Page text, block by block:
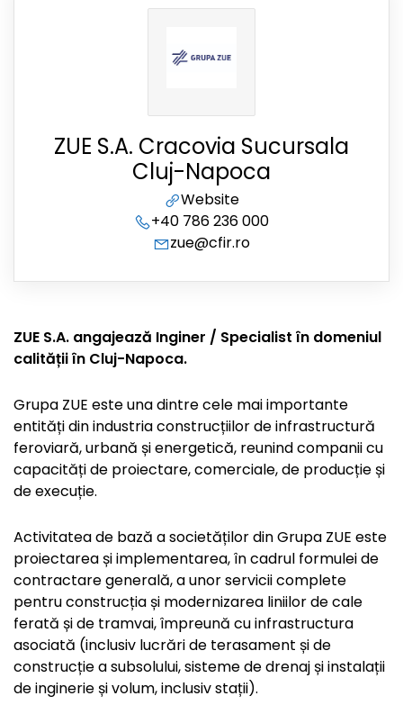
ZUE S.A. Cracovia Sucursala
Cluj-Napoca
Website
+40 786 236 000
zue@cfir.ro
ZUE S.A. angajează Inginer / Specialist în domeniul
calității în Cluj-Napoca.
Grupa ZUE este una dintre cele mai importante
entități din industria construcțiilor de infrastructură
feroviară, urbană și energetică, reunind companii cu
capacități de proiectare, comerciale, de producție și
de execuție.
Activitatea de bază a societăților din Grupa ZUE este
proiectarea și implementarea, în cadrul formulei de
contractare generală, a unor servicii complete
pentru construcția și modernizarea liniilor de cale
ferată și de tramvai, împreună cu infrastructura
asociată (inclusiv lucrări de terasament și de
construcție a subsolului, sisteme de drenaj și instalații
de inginerie și volum, inclusiv stații).